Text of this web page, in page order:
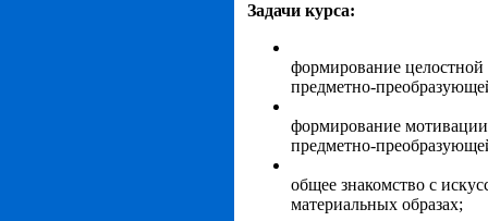
Задачи курса:
формирование целостной
предметно-
формирование мотивации
предметно-
общее знакомство с
материальных образах;